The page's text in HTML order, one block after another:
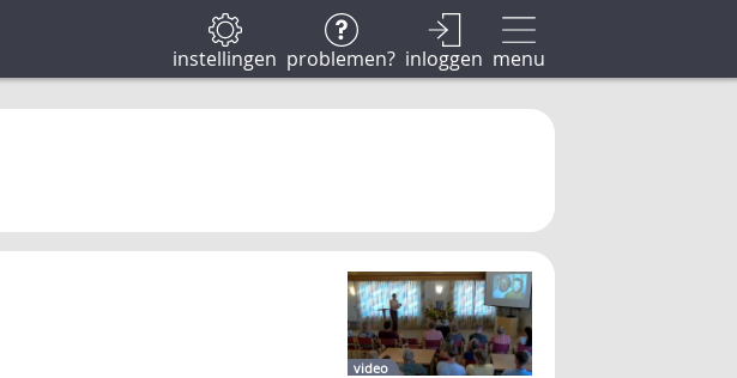
menu
inloggen
problemen?
instellingen
video